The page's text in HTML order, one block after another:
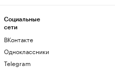
Социальные
сети
ВКонтакте
Одноклассники
Telegram